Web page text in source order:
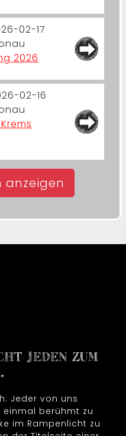
02-17
2026
02-16
anzeigen
JEDEN ZUM
Jeder von uns
berühmt zu
im Rampenlicht zu